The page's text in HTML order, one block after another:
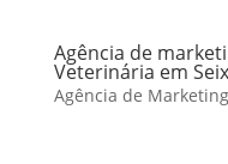
Agência de
Veterinária em
Agência de